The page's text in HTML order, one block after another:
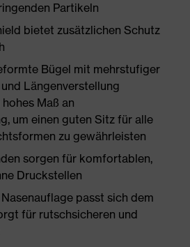
Partikeln
bietet zusätzlichen Schutz
Bügel mit mehrstufiger
Längenverstellung
Maß an
um einen guten Sitz für alle
zu gewährleisten
sorgen für komfortablen,
Druckstellen
passt sich dem
für rutschsicheren und